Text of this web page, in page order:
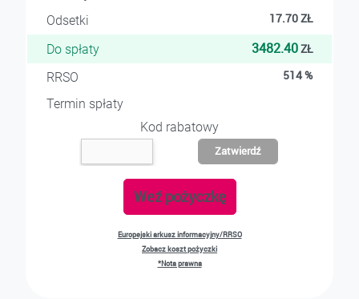
Termin spłaty
Odsetki
17.70ZŁ
Do spłaty 3482.40ZŁ
RRSO
514%
Kod rabatowy
Zatwierdź
Europejski arkusz informacyjny/RRSO
Zobacz koszt pożyczki
*Nota prawna
Weź pożyczkę